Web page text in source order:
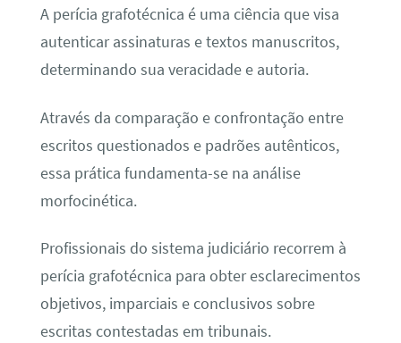
A perícia grafotécnica é uma ciência que visa
autenticar assinaturas e textos manuscritos,
determinando sua veracidade e autoria.
Através da comparação e confrontação entre
escritos questionados e padrões autênticos,
essa prática fundamenta-se na análise
morfocinética.
Profissionais do sistema judiciário recorrem à
perícia grafotécnica para obter esclarecimentos
objetivos, imparciais e conclusivos sobre
escritas contestadas em tribunais.